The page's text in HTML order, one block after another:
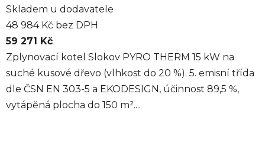
Skladem u dodavatele
48 984 Kč bez DPH
59 271 Kč
Zplynovací kotel Slokov PYRO THERM 15 kW na
suché kusové dřevo (vlhkost do 20 %). 5. emisní třída
dle ČSN EN 303-5 a EKODESIGN, účinnost 89,5 %,
vytápěná plocha do 150 m²....